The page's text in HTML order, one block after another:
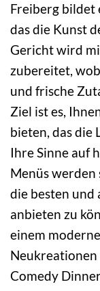
Freiberg bildet
das die Kunst
Gericht wird
zubereitet,
und frische
Ziel ist es,
bieten, das die
Ihre Sinne auf
Menüs werden
die besten
anbieten zu
einem
Neukreationen
Comedy